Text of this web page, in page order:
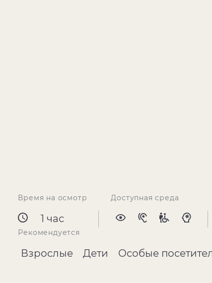
Время на осмотр
1 час
Доступная среда
Рекомендуется
Взрослые Дети Особые